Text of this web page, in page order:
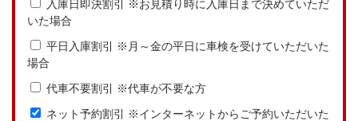
入庫日即決割引 ※お見積り時に入庫日まで決めていただ
いた場合
平日入庫割引 ※月～金の平日に車検を受けていただいた
場合
代車不要割引 ※代車が不要な方
ネット予約割引 ※インターネットからご予約いただいた